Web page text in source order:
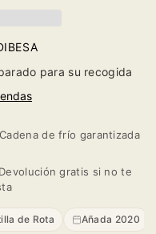
para su recogida
de frío garantizada
gratis si no te
de Rota Añada 2020